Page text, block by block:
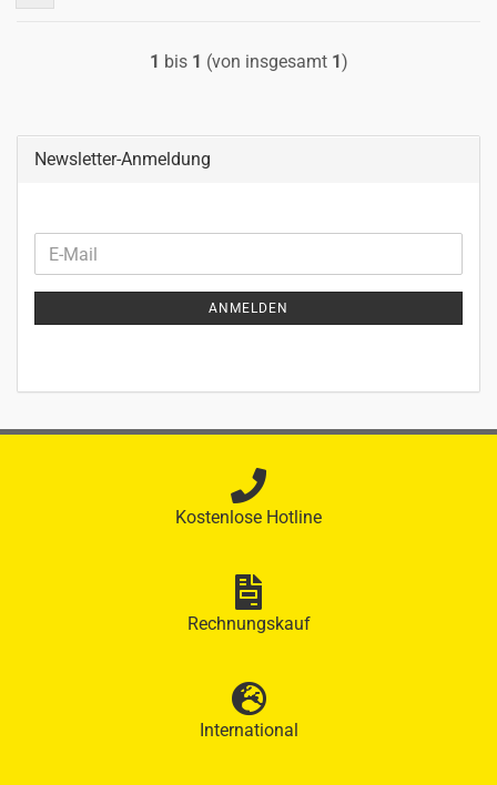
1 bis 1 (von insgesamt 1)
Newsletter-Anmeldung
WEITER
ZUR
NEWSLETTER-
E-
Mail
ANMELDEN
Kostenlose Hotline
Rechnungskauf
International